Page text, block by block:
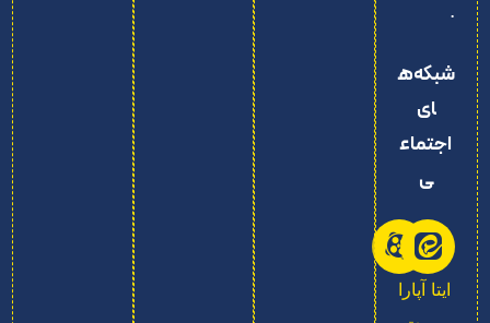
.
شبکه‌ه
ای
اجتماع
ی
آپارا
ایتا